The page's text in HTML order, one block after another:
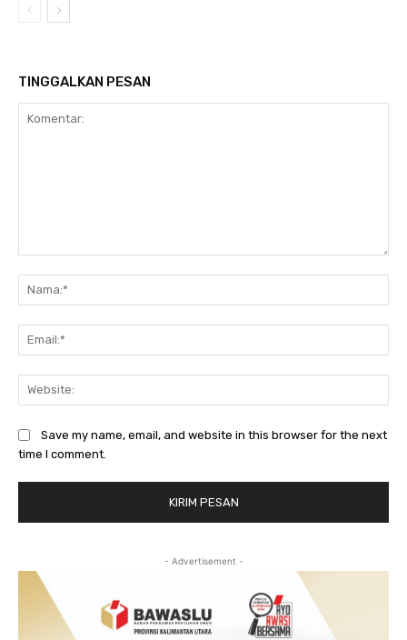
TINGGALKAN PESAN
Save my name, email, and website in this browser for the next
time I comment.
- Advertisement -